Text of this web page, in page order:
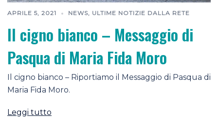
APRILE 5, 2021 NEWS, ULTIME NOTIZIE DALLA RETE
Il cigno bianco – Messaggio di
Pasqua di Maria Fida Moro
Il cigno bianco – Riportiamo il Messaggio di Pasqua di
Maria Fida Moro.
Leggi tutto